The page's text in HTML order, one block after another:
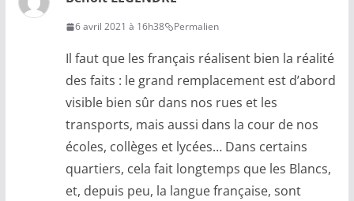
6 avril 2021 à 16h38 Permalien
Il faut que les français réalisent bien la réalité
des faits : le grand remplacement est d’abord
visible bien sûr dans nos rues et les
transports, mais aussi dans la cour de nos
écoles, collèges et lycées… Dans certains
quartiers, cela fait longtemps que les Blancs,
et, depuis peu, la langue française, sont